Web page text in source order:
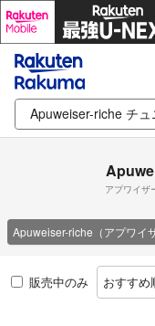
アプワイザ
Apuweiser-riche（アプワイ
販売中のみ おすすめ